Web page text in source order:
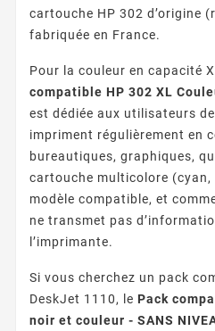
cartouche HP 302 d’origine
fabriquée en France.
Pour la couleur en capacité
compatible HP 302 XL
est dédiée aux utilisateurs
impriment régulièrement en
bureautiques, graphiques,
cartouche multicolore (cyan,
modèle compatible, et
ne transmet pas
l’imprimante.
Si vous cherchez un pack
DeskJet 1110, le Pack
noir et couleur - SANS